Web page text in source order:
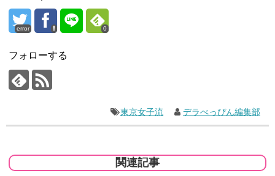
error 0
フォローする
東京女子流 デラべっぴん編集部
関連記事